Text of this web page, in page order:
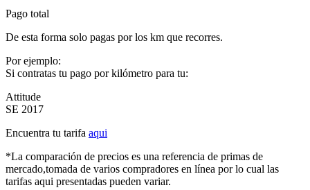
Pago total
De esta forma solo pagas por los km que recorres.
Por ejemplo:
Si contratas tu pago por kilómetro para tu:
Attitude
SE 2017
Encuentra tu tarifa aqui
*La comparación de precios es una referencia de primas de
mercado,tomada de varios compradores en línea por lo cual las
tarifas aqui presentadas pueden variar.